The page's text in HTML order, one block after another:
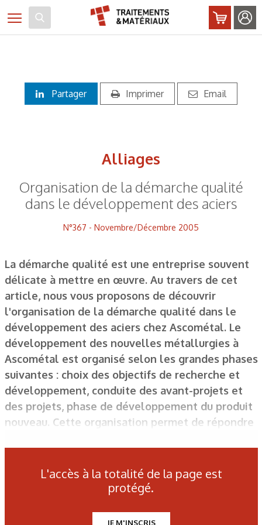
Toggle navigation
Partager Imprimer Email
Alliages
Organisation de la démarche qualité
dans le développement des aciers
N°367 - Novembre/Décembre 2005
La démarche qualité est une entreprise souvent
délicate à mettre en œuvre. Au travers de cet
article, nous vous proposons de découvrir
l'organisation de la démarche qualité dans le
développement des aciers chez Ascométal. Le
développement des nouvelles métallurgies à
Ascométal est organisé selon les grandes phases
suivantes : choix des objectifs de recherche et
développement, conduite des avant-projets et
des projets, phase de développement du produit
nouveau. Cette organisation permet de répondre
aciers mis au point.
Figure 1. Check-list de fin d'avant-projet.
L'accès à la totalité de la page est
protégé.
JE M'INSCRIS
Panneau de gestion des cookies